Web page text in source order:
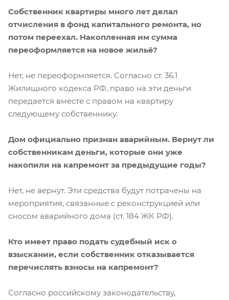
Собственник квартиры много лет делал
отчисления в фонд капитального ремонта, но
потом переехал. Накопленная им сумма
переоформляется на новое жильё?
Нет, не переоформляется. Согласно ст. 36.1
Жилищного кодекса РФ, право на эти деньги
передается вместе с правом на квартиру
следующему собственнику.
Дом официально признан аварийным. Вернут ли
собственникам деньги, которые они уже
накопили на капремонт за предыдущие годы?
Нет, не вернут. Эти средства будут потрачены на
мероприятия, связанные с реконструкцией или
сносом аварийного дома (ст. 184 ЖК РФ).
Кто имеет право подать судебный иск о
взыскании, если собственник отказывается
перечислять взносы на капремонт?
Согласно российскому законодательству,